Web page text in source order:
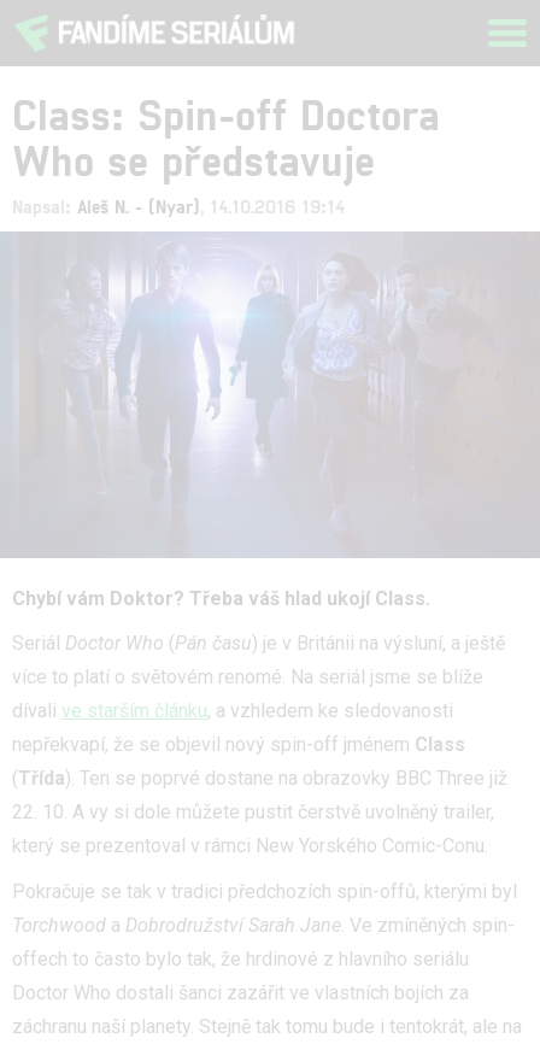
Class: Spin-off Doctora
Who se představuje
Napsal: Aleš N. - (Nyar) , 14.10.2016 19:14
Chybí vám Doktor? Třeba váš hlad ukojí Class.
Seriál Doctor Who (Pán času) je v Británii na výsluní, a ještě
více to platí o světovém renomé. Na seriál jsme se blíže
dívali ve starším článku, a vzhledem ke sledovanosti
nepřekvapí, že se objevil nový spin-off jménem Class
(Třída). Ten se poprvé dostane na obrazovky BBC Three již
22. 10. A vy si dole můžete pustit čerstvě uvolněný trailer,
který se prezentoval v rámci New Yorského Comic-Conu.
Pokračuje se tak v tradici předchozích spin-offů, kterými byl
Torchwood a Dobrodružství Sarah Jane. Ve zmíněných spin-
offech to často bylo tak, že hrdinové z hlavního seriálu
Doctor Who dostali šanci zazářit ve vlastních bojích za
záchranu naší planety. Stejně tak tomu bude i tentokrát, ale na